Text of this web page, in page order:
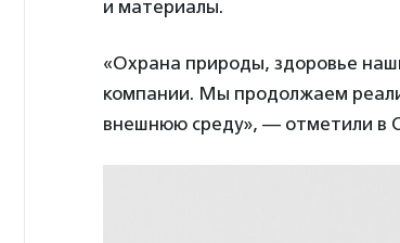
и материалы.
«Охрана природы, здоровье
компании. Мы продолжаем
внешнюю среду», — отметили в